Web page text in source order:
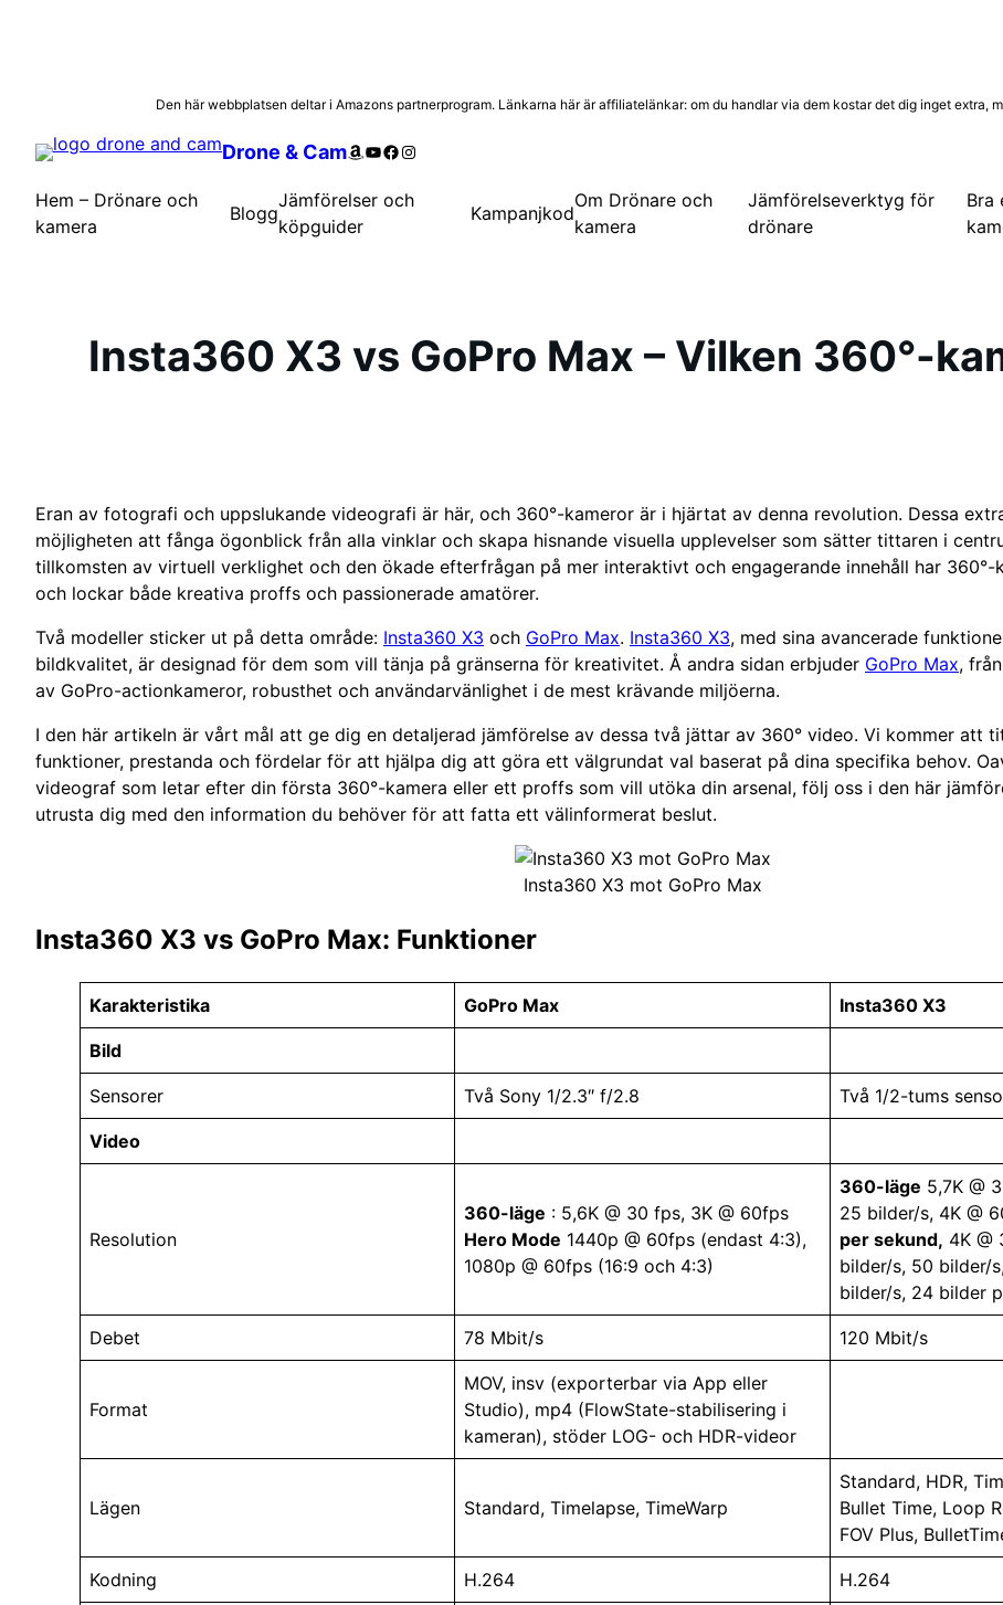
innehåll
Den här webbplatsen deltar i Amazons partnerprogram. Länkarna här är affiliatelänkar: om du handlar via dem kostar det dig inget extra,
Drone & CamAmazon
YouTube
Facebook
Instagram
Hem – Drönare och
kamera
Blogg
Jämförelser och
köpguider
Kampanjkod
Om Drönare och
kamera
Jämförelseverktyg för
drönare
Bra
Insta360 X3 vs GoPro Max – Vilken 360°-
Eran av fotografi och uppslukande videografi är här, och 360°-kameror är i hjärtat av denna revolution. Dessa
möjligheten att fånga ögonblick från alla vinklar och skapa hisnande visuella upplevelser som sätter tittaren i
tillkomsten av virtuell verklighet och den ökade efterfrågan på mer interaktivt och engagerande innehåll har
och lockar både kreativa proffs och passionerade amatörer.
Två modeller sticker ut på detta område: Insta360 X3 och GoPro Max. Insta360 X3, med sina avancerade
bildkvalitet, är designad för dem som vill tänja på gränserna för kreativitet. Å andra sidan erbjuder GoPro Max,
av GoPro-actionkameror, robusthet och användarvänlighet i de mest krävande miljöerna.
I den här artikeln är vårt mål att ge dig en detaljerad jämförelse av dessa två jättar av 360° video. Vi kommer att
funktioner, prestanda och fördelar för att hjälpa dig att göra ett välgrundat val baserat på dina specifika behov.
videograf som letar efter din första 360°-kamera eller ett proffs som vill utöka din arsenal, följ oss i den här
utrusta dig med den information du behöver för att fatta ett välinformerat beslut.
Insta360 X3 mot GoPro Max
Insta360 X3 vs GoPro Max: Funktioner
Karakteristika GoPro Max Insta360 X3
Bild
Sensorer Två Sony 1/2.3″ f/2.8 Två 1/2-tums
Video
Resolution
360-läge : 5,6K @ 30 fps, 3K @ 60fps
Hero Mode 1440p @ 60fps (endast 4:3),
1080p @ 60fps (16:9 och 4:3)
360-läge 5,7K @
25 bilder/s, 4K @
per sekund, 4K @
bilder/s, 50 bilder/
bilder/s, 24 bilder
Debet 78 Mbit/s 120 Mbit/s
Format
MOV, insv (exporterbar via App eller
Studio), mp4 (FlowState-stabilisering i
kameran), stöder LOG- och HDR-videor
Lägen Standard, Timelapse, TimeWarp
Standard, HDR,
Bullet Time, Loop
FOV Plus,
Kodning H.264 H.264